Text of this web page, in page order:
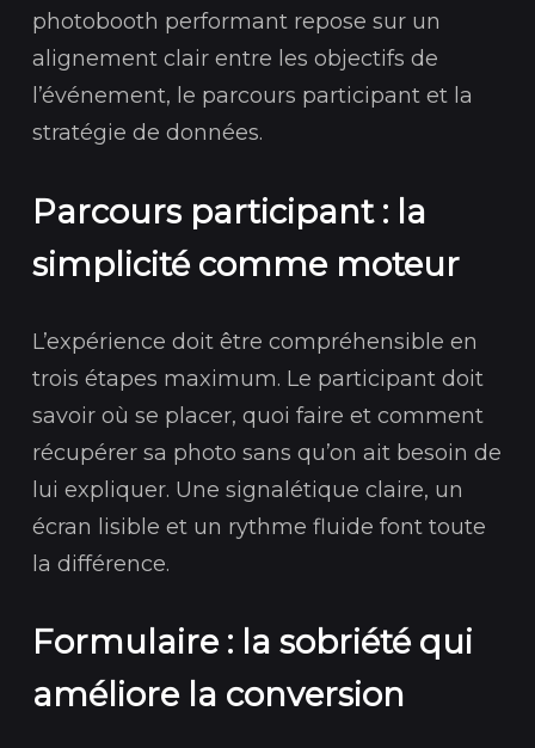
photobooth performant repose sur un
alignement clair entre les objectifs de
l’événement, le parcours participant et la
stratégie de données.
Parcours participant : la
simplicité comme moteur
L’expérience doit être compréhensible en
trois étapes maximum. Le participant doit
savoir où se placer, quoi faire et comment
récupérer sa photo sans qu’on ait besoin de
lui expliquer. Une signalétique claire, un
écran lisible et un rythme fluide font toute
la différence.
Formulaire : la sobriété qui
améliore la conversion